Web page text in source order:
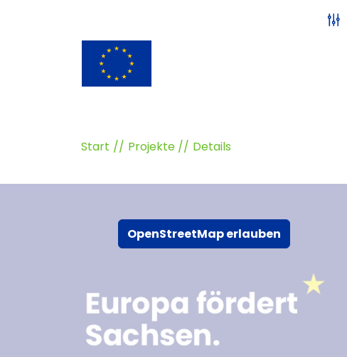
Start Projekte Details
OpenStreetMap erlauben